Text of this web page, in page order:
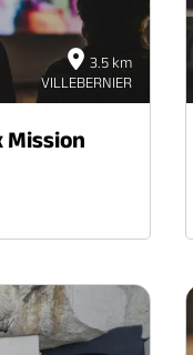
3.5 km
VILLEBERNIER
Mission